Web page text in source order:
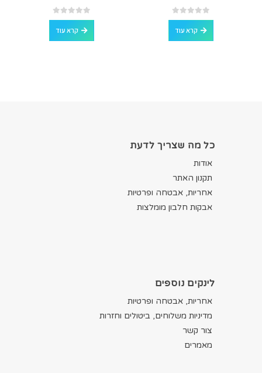
0
out of 5
קרא עוד
0
out of 5
קרא עוד
כל מה שצריך לדעת
אודות
תקנון האתר
אחריות, אבטחה ופרטיות
אבקות חלבון מומלצות
לינקים נוספים
אחריות, אבטחה ופרטיות
מדיניות משלוחים, ביטולים וחזרות
צור קשר
מאמרים